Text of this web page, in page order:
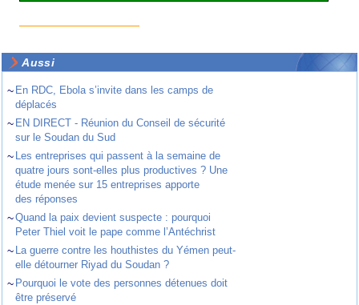
Aussi
~ En RDC, Ebola s’invite dans les camps de
déplacés
~ EN DIRECT - Réunion du Conseil de sécurité
sur le Soudan du Sud
~ Les entreprises qui passent à la semaine de
quatre jours sont-elles plus productives ? Une
étude menée sur 15 entreprises apporte
des réponses
~Quand la paix devient suspecte : pourquoi
Peter Thiel voit le pape comme l’Antéchrist
~ La guerre contre les houthistes du Yémen peut-
elle détourner Riyad du Soudan ?
~ Pourquoi le vote des personnes détenues doit
être préservé